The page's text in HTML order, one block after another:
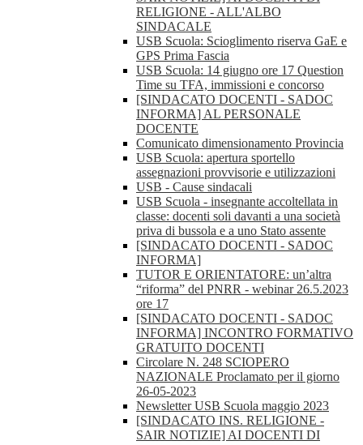
RELIGIONE - ALL'ALBO
SINDACALE
USB Scuola: Scioglimento riserva GaE e
GPS Prima Fascia
USB Scuola: 14 giugno ore 17 Question
Time su TFA, immissioni e concorso
[SINDACATO DOCENTI - SADOC
INFORMA] AL PERSONALE
DOCENTE
Comunicato dimensionamento Provincia
USB Scuola: apertura sportello
assegnazioni provvisorie e utilizzazioni
USB - Cause sindacali
USB Scuola - insegnante accoltellata in
classe: docenti soli davanti a una società
priva di bussola e a uno Stato assente
[SINDACATO DOCENTI - SADOC
INFORMA]
TUTOR E ORIENTATORE: un’altra
“riforma” del PNRR - webinar 26.5.2023
ore 17
[SINDACATO DOCENTI - SADOC
INFORMA] INCONTRO FORMATIVO
GRATUITO DOCENTI
Circolare N. 248 SCIOPERO
NAZIONALE Proclamato per il giorno
26-05-2023
Newsletter USB Scuola maggio 2023
[SINDACATO INS. RELIGIONE -
SAIR NOTIZIE] AI DOCENTI DI